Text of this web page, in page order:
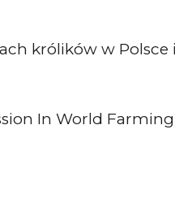
królików w Polsce i
In World Farming